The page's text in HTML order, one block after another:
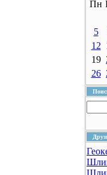
Пн
5
12
19
26